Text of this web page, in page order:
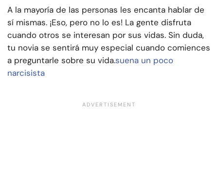
A la mayoría de las personas les encanta hablar de
sí mismas. ¡Eso, pero no lo es! La gente disfruta
cuando otros se interesan por sus vidas. Sin duda,
tu novia se sentirá muy especial cuando comiences
a preguntarle sobre su vida.suena un poco
narcisista